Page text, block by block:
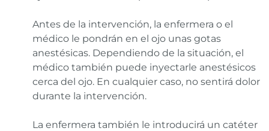
Antes de la intervención, la enfermera o el
médico le pondrán en el ojo unas gotas
anestésicas. Dependiendo de la situación, el
médico también puede inyectarle anestésicos
cerca del ojo. En cualquier caso, no sentirá dolor
durante la intervención.
La enfermera también le introducirá un catéter